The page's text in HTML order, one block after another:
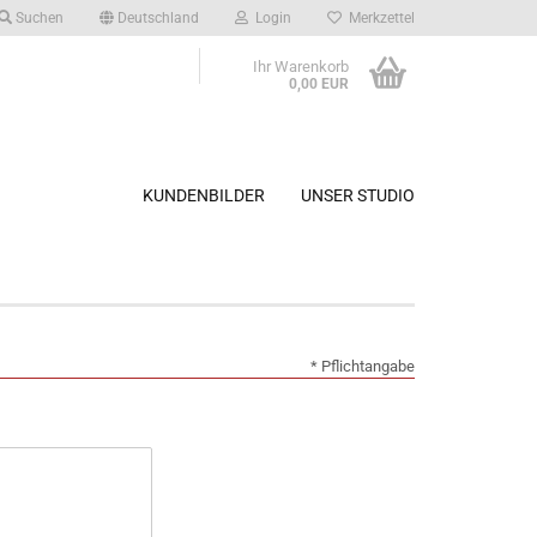
Suchen Deutschland Login Merkzettel
Ihr Warenkorb
0,00 EUR
KUNDENBILDER UNSER STUDIO
* Pflichtangabe